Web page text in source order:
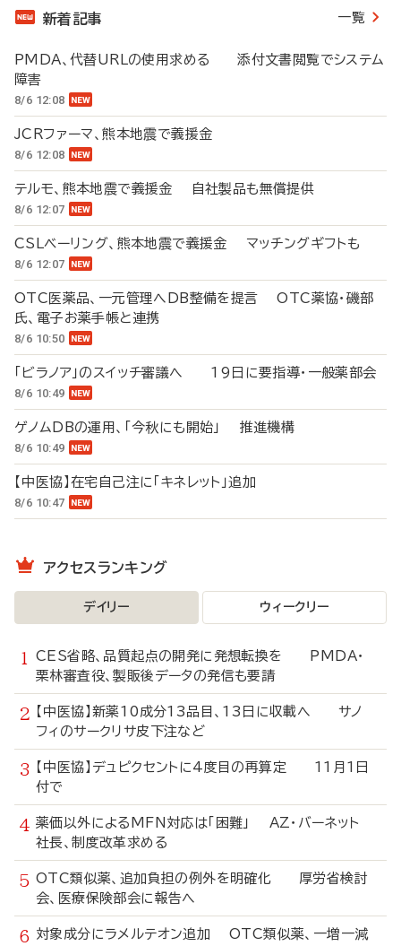
新着記事 一覧
PMDA、代替URLの使用求める 添付文書閲覧でシステム
障害
8/6 12:08
JCRファーマ、熊本地震で義援金
8/6 12:08
テルモ、熊本地震で義援金 自社製品も無償提供
8/6 12:07
CSLベーリング、熊本地震で義援金 マッチングギフトも
8/6 12:07
OTC医薬品、一元管理へDB整備を提言 OTC薬協・磯部
氏、電子お薬手帳と連携
8/6 10:50
「ビラノア」のスイッチ審議へ 19日に要指導・一般薬部会
8/6 10:49
ゲノムDBの運用、「今秋にも開始」 推進機構
8/6 10:49
【中医協】在宅自己注に「キネレット」追加
8/6 10:47
アクセスランキング
デイリー ウィークリー
CES省略、品質起点の開発に発想転換を PMDA・
栗林審査役、製販後データの発信も要請
【中医協】新薬10成分13品目、13日に収載へ サノ
フィのサークリサ皮下注など
【中医協】デュピクセントに4度目の再算定 11月1日
付で
薬価以外によるMFN対応は「困難」 AZ・バーネット
社長、制度改革求める
OTC類似薬、追加負担の例外を明確化 厚労省検討
会、医療保険部会に報告へ
対象成分にラメルテオン追加 OTC類似薬、一増一減